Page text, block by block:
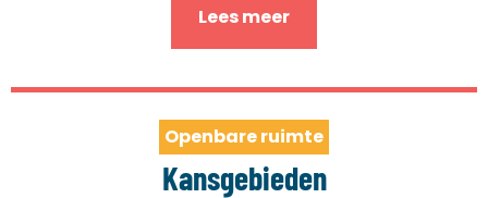
Lees meer
Openbare ruimte
Kansgebieden